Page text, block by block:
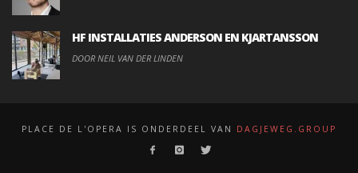
HF INSTALLATIES ANDERSON EN KJARTANSSON
DOOR NEIL VAN DER LINDEN
PLACE DE L'OPERA IS ONDERDEEL VAN DAGJEWEG.GROUP